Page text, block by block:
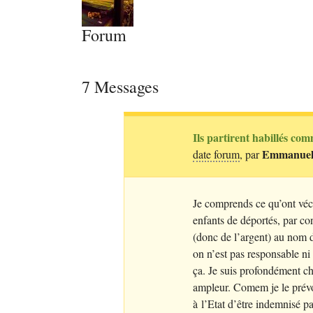
Forum
7 Messages
Ils partirent habillés
date forum, par
Je comprends ce qu’ont
enfants de déportés, par
(donc de l’argent) au nom
on n’est pas responsable
ça. Je suis profondément
ampleur. Comem je le
à l’Etat d’être indemnisé